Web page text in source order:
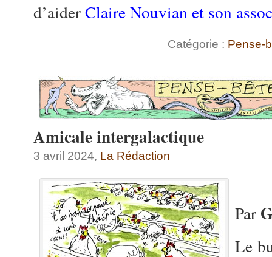
d’aiderClaire Nouvian et son
Catégorie : Pense-
Amicale intergalactique
3 avril 2024, La Rédaction
Par
Le